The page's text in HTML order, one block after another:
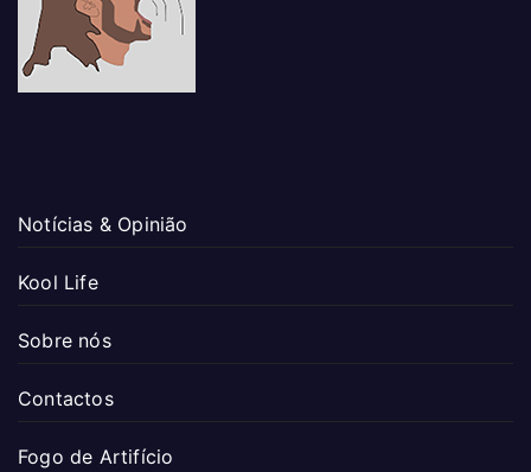
Notícias & Opinião
Kool Life
Sobre nós
Contactos
Fogo de Artifício